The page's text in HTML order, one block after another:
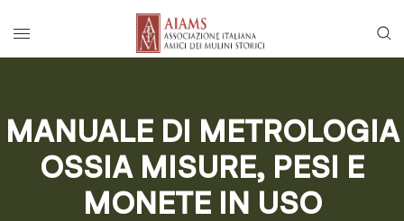
di accesso rapido ai contenuti
al menu di navigazione principale
al contenuto
Menu principale
MANUALE DI METROLOGIA
OSSIA MISURE, PESI E
MONETE IN USO